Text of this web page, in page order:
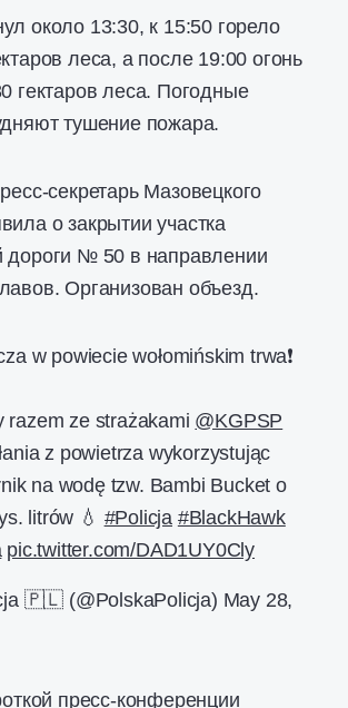
около 13:30, к 15:50 горело
леса, а после 19:00 огонь
гектаров леса. Погодные
тушение пожара.
секретарь Мазовецкого
о закрытии участка
дороги № 50 в направлении
Организован объезд.
w powiecie wołomińskim trwa❗️
razem ze strażakami @KGPSP
z powietrza wykorzystując
na wodę tzw. Bambi Bucket o
litrów 💧 #Policja #BlackHawk
pic.twitter.com/DAD1UY0Cly
🇵🇱 (@PolskaPolicja) May 28,
пресс-конференции